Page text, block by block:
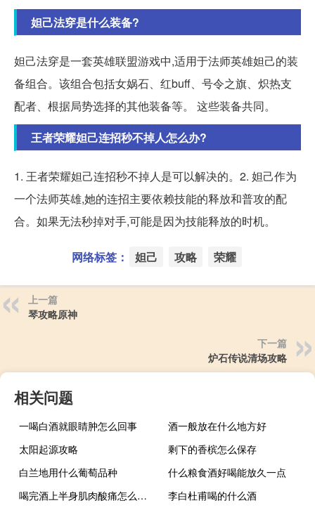
妲己法穿是什么装备?
妲己法穿是一套英雄联盟游戏中,适用于法师英雄妲己的装
备组合。该组合包括女娲石、红buff、号令之旗、炽热支
配者、根据局势选择的其他装备等。 这些装备共同。
王者荣耀妲己连招秒不掉人怎么办?
1. 王者荣耀妲己连招秒不掉人是可以解决的。2. 妲己作为
一个法师英雄,她的连招主要依赖技能的释放和普攻的配
合。如果无法秒掉对手,可能是因为技能释放的时机。
网络标签： 妲己 攻略 荣耀
上一篇
琴攻略原神
下一篇
炉石传说清场攻略
相关问题
一喝白酒就眼睛肿怎么回事
酒一般放在什么地方好
太阳起源攻略
剩下的香槟怎么保存
白兰地用什么葡萄品种
什么粮食酒好喝能放久一点
喝完酒上半身肌肉酸痛怎么缓解
李白杜甫喝的什么酒